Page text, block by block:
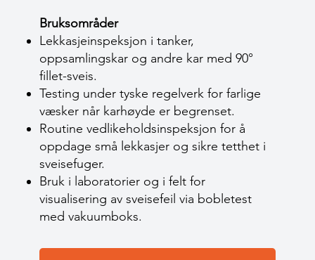
Bruksområder
Lekkasjeinspeksjon i tanker,
oppsamlingskar og andre kar med 90°
fillet-sveis.
Testing under tyske regelverk for farlige
væsker når karhøyde er begrenset.
Routine vedlikeholdsinspeksjon for å
oppdage små lekkasjer og sikre tetthet i
sveisefuger.
Bruk i laboratorier og i felt for
visualisering av sveisefeil via bobletest
med vakuumboks.